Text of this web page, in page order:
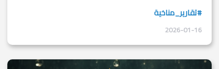
#تقارير_مناخية
2026-01-16